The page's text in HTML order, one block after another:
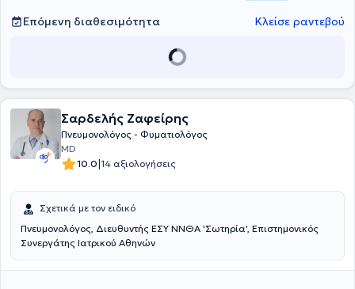
Επόμενη διαθεσιμότητα Κλείσε ραντεβού
Σαρδελής Ζαφείρης
Πνευμονολόγος - Φυματιολόγος
MD
10.0|14 αξιολογήσεις
Σχετικά με τον ειδικό
Πνευμονολόγος, Διευθυντής ΕΣΥ ΝΝΘΑ 'Σωτηρία', Επιστημονικός
Συνεργάτης Ιατρικού Αθηνών